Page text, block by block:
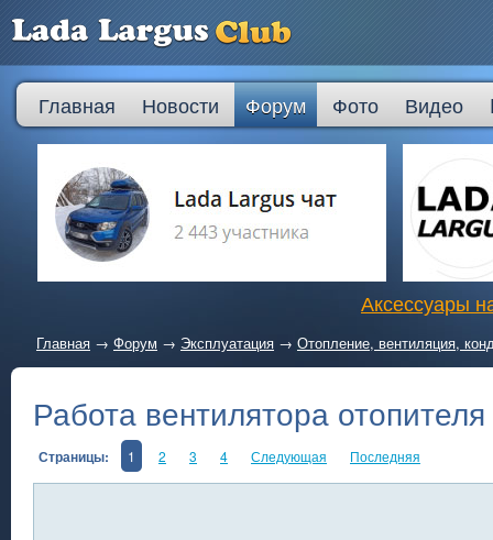
Главная Новости Форум Фото Видео
Аксессуары
Главная → Форум → Эксплуатация → Отопление, вентиляция,
Работа вентилятора
Страницы: 1 2 3 4 Следующая Последняя